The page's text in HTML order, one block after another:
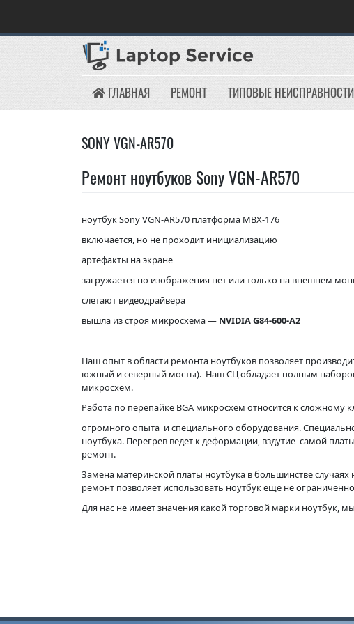
content
ГЛАВНАЯ РЕМОНТ ТИПОВЫЕ НЕИСПРАВНОСТИ
SONY VGN-AR570
Ремонт ноутбуков Sony VGN-AR570
ноутбук Sony VGN-AR570 платформа MBX-176
включается, но не проходит инициализацию
артефакты на экране
загружается но изображения нет или только на внешнем
слетают видеодрайвера
вышла из строя микросхема — NVIDIA G84-600-A2
Наш опыт в области ремонта ноутбуков позволяет
южный и северный мосты). Наш СЦ обладает полным
микросхем.
Работа по перепайке BGA микросхем относится к сложному
огромного опыта и специального оборудования.
ноутбука. Перегрев ведет к деформации, вздутие самой
ремонт.
Замена материнской платы ноутбука в большинстве
ремонт позволяет использовать ноутбук еще не
Для нас не имеет значения какой торговой марки ноутбук,